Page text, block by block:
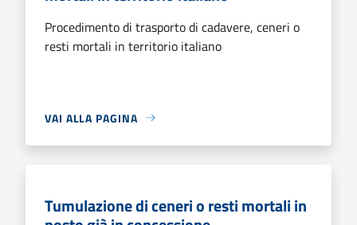
Procedimento di trasporto di cadavere, ceneri o
resti mortali in territorio italiano
VAI ALLA PAGINA
Tumulazione di ceneri o resti mortali in